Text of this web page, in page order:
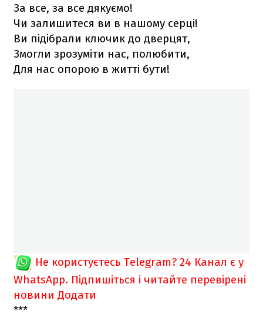
За все, за все дякуємо!
Чи залишитеся ви в нашому серці!
Ви підібрали ключик до дверцят,
Змогли зрозуміти нас, полюбити,
Для нас опорою в житті бути!
Не користуєтесь Telegram? 24 Канал є у
WhatsApp. Підпишіться і читайте перевірені
новини Додати
***